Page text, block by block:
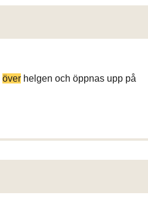
över helgen och öppnas upp på